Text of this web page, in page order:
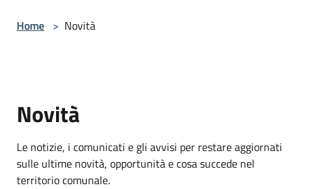
Home > Novità
Novità
Le notizie, i comunicati e gli avvisi per restare aggiornati
sulle ultime novità, opportunità e cosa succede nel
territorio comunale.